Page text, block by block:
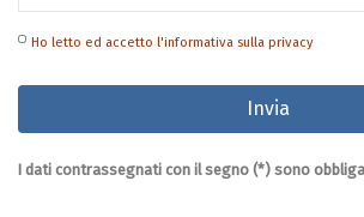
Ho letto ed accetto l'informativa sulla privacy
I dati contrassegnati con il segno (*) sono